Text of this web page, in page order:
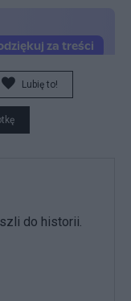
Lubię to!
do historii.